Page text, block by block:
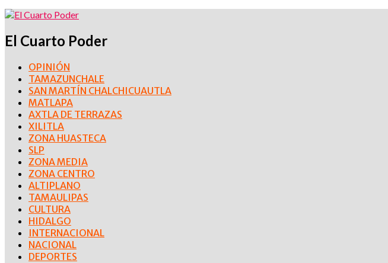
El Cuarto Poder
OPINIÓN
TAMAZUNCHALE
SAN MARTÍN CHALCHICUAUTLA
MATLAPA
AXTLA DE TERRAZAS
XILITLA
ZONA HUASTECA
SLP
ZONA MEDIA
ZONA CENTRO
ALTIPLANO
TAMAULIPAS
CULTURA
HIDALGO
INTERNACIONAL
NACIONAL
DEPORTES